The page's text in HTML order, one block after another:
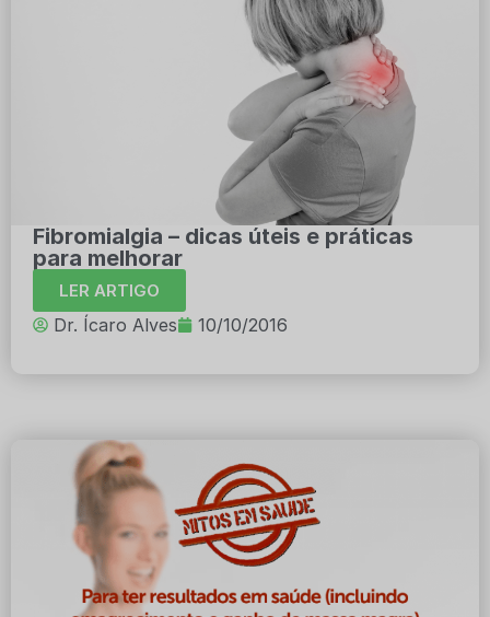
Fibromialgia – dicas úteis e práticas
para melhorar
LER ARTIGO
Dr. Ícaro Alves 10/10/2016